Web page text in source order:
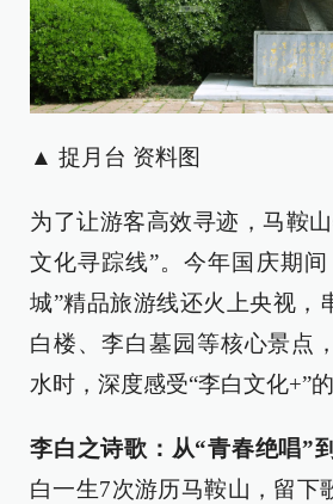
▲ 捉月台 资料图
为了让游客高效寻迹，马鞍
文化寻踪线”。今年国庆期
城”精品旅游线还火上央视，
白楼、李白墓园等核心景点
水时，深度感受“李白文化+”
李白之诗歌：从“青春绝唱”
白一生7次游历马鞍山，留下